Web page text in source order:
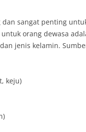
sangat penting
orang dewasa
jenis kelamin.
keju)